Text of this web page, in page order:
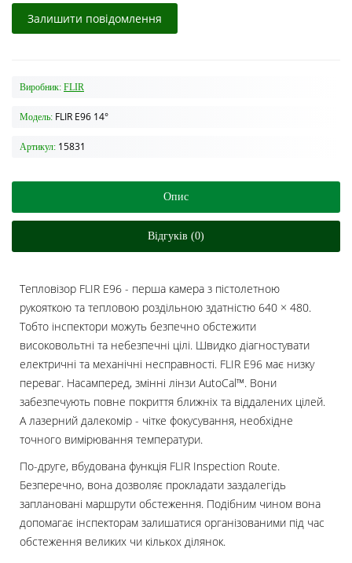
Залишити повідомлення
Виробник: FLIR
Модель: FLIR E96 14°
Артикул: 15831
Опис
Відгуків (0)
Тепловізор FLIR E96 - перша камера з пістолетною
рукояткою та тепловою роздільною здатністю 640 × 480.
Тобто інспектори можуть безпечно обстежити
високовольтні та небезпечні цілі. Швидко діагностувати
електричні та механічні несправності. FLIR E96 має низку
переваг. Насамперед, змінні лінзи AutoCal™. Вони
забезпечують повне покриття ближніх та віддалених цілей.
А лазерний далекомір - чітке фокусування, необхідне
точного вимірювання температури.
По-друге, вбудована функція FLIR Inspection Route.
Безперечно, вона дозволяє прокладати заздалегідь
заплановані маршрути обстеження. Подібним чином вона
допомагає інспекторам залишатися організованими під час
обстеження великих чи кількох ділянок.